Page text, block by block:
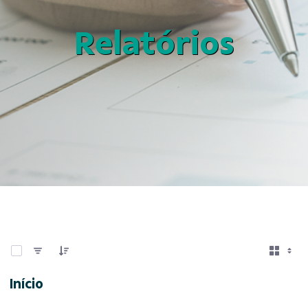
Relatórios
Início